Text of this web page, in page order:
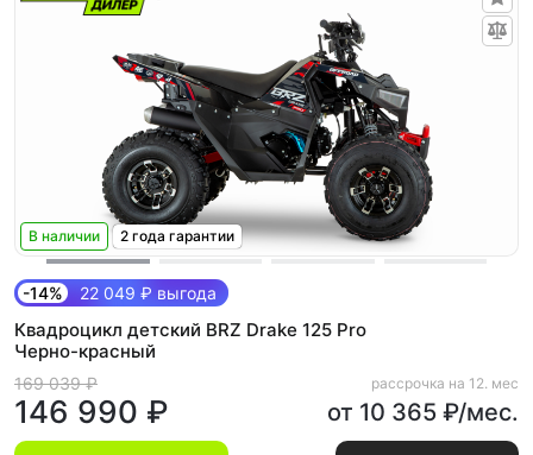
В наличии 2 года гарантии
-14% 22 049 ₽ выгода
Квадроцикл детский BRZ Drake 125 Pro
Черно-красный
169 039 ₽
146 990 ₽
рассрочка на 12. мес
от 10 365 ₽/мес.